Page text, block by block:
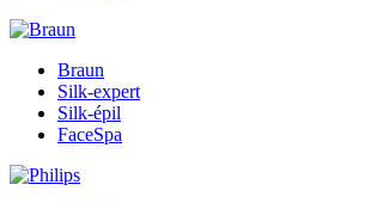
Braun
Silk-expert
Silk-épil
FaceSpa